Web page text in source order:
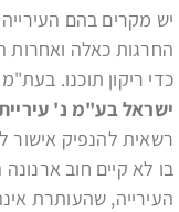
יש מקרים בהם
החרגות כאלה ואחרות
כדי ריקון תוכנו. בעת"מ 3761-03-24
ישראל בע"מ נ'
בו לא קיים חוב
העירייה, שהעותרת